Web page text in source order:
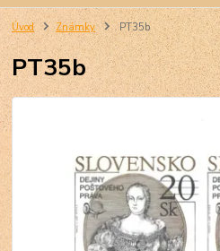
Úvod Známky PT35b
PT35b